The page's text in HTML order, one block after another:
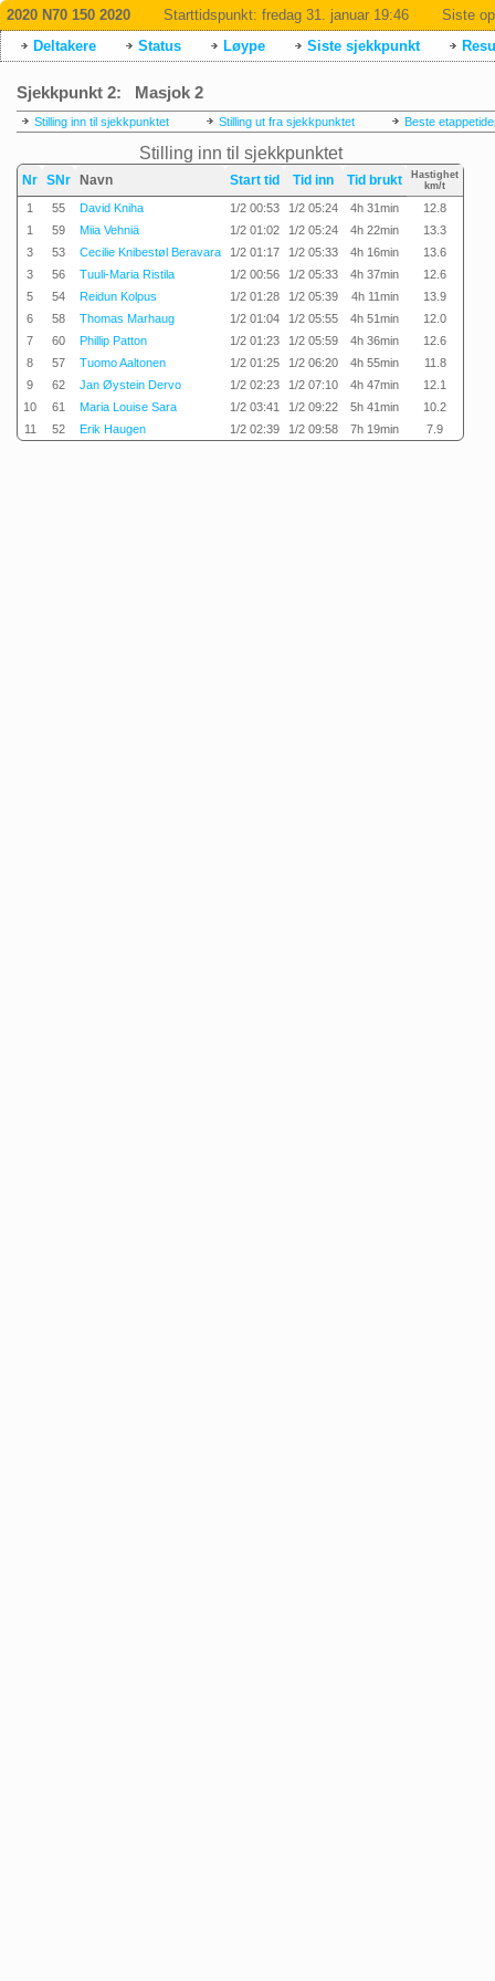
2020 N70 150 2020 Starttidspunkt: fredag 31. januar 19:46
Siste
Deltakere
Status Løype Siste sjekkpunkt
Sjekkpunkt 2: Masjok 2
Stilling inn til sjekkpunktet Stilling ut fra sjekkpunktet Beste
Stilling inn til sjekkpunktet
Nr SNr Navn Start tid Tid inn Tid brukt
Hastighet
km/t
1 55 David Kniha 1/2 00:53 1/2 05:24 4h 31min
12.8
1
59 Miia Vehniä 1/2 01:02 1/2 05:24 4h 22min
13.3
3
53 Cecilie Knibestøl Beravara 1/2 01:17 1/2 05:33 4h 16min
13.6
3
56 Tuuli-Maria Ristila 1/2 00:56 1/2 05:33 4h 37min
12.6
5
54 Reidun Kolpus 1/2 01:28 1/2 05:39 4h 11min
13.9
6
58 Thomas Marhaug 1/2 01:04 1/2 05:55 4h 51min
12.0
7
60 Phillip Patton 1/2 01:23 1/2 05:59 4h 36min
12.6
8
57 Tuomo Aaltonen 1/2 01:25 1/2 06:20 4h 55min
11.8
9
62 Jan Øystein Dervo 1/2 02:23 1/2 07:10 4h 47min
12.1
10
61 Maria Louise Sara 1/2 03:41 1/2 09:22 5h 41min
10.2
11
52 Erik Haugen 1/2 02:39 1/2 09:58 7h 19min 7.9